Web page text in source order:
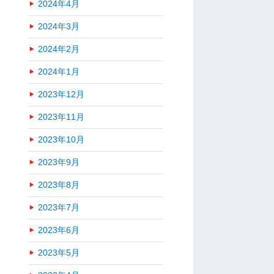
2024年4月
2024年3月
2024年2月
2024年1月
2023年12月
2023年11月
2023年10月
2023年9月
2023年8月
2023年7月
2023年6月
2023年5月